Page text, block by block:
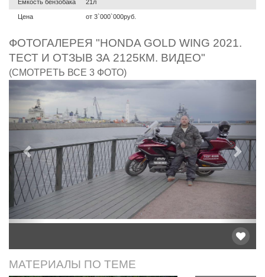
Емкость бензобака
Цена
21л
от 3`000`000руб.
ФОТОГАЛЕРЕЯ "HONDA GOLD WING 2021.
ТЕСТ И ОТЗЫВ ЗА 2125КМ. ВИДЕО"
(СМОТРЕТЬ ВСЕ 3 ФОТО)
Предыдущий
МАТЕРИАЛЫ ПО ТЕМЕ